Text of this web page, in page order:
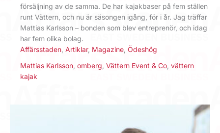
försäljning av de samma. De har kajakbaser på fem ställen
runt Vättern, och nu är säsongen igång, för i år. Jag träffar
Mattias Karlsson – bonden som blev entreprenör, och idag
har fem olika bolag.
Affärsstaden Artiklar, Magazine Ödeshög
Mattias Karlsson omberg Vättern Event & Co vättern
kajak